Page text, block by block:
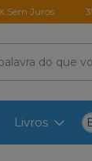
3%OFF
Livros